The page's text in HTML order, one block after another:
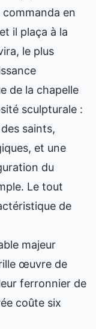
en
il plaça à la
le plus
de la chapelle
sculpturale :
saints,
et une
du
Le tout
de
majeur
œuvre de
ferronnier de
coûte six